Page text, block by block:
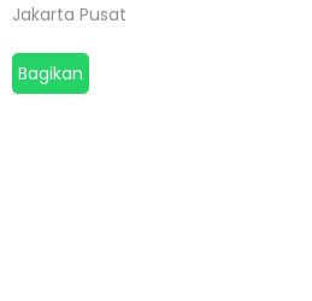
Jakarta Pusat
Bagikan